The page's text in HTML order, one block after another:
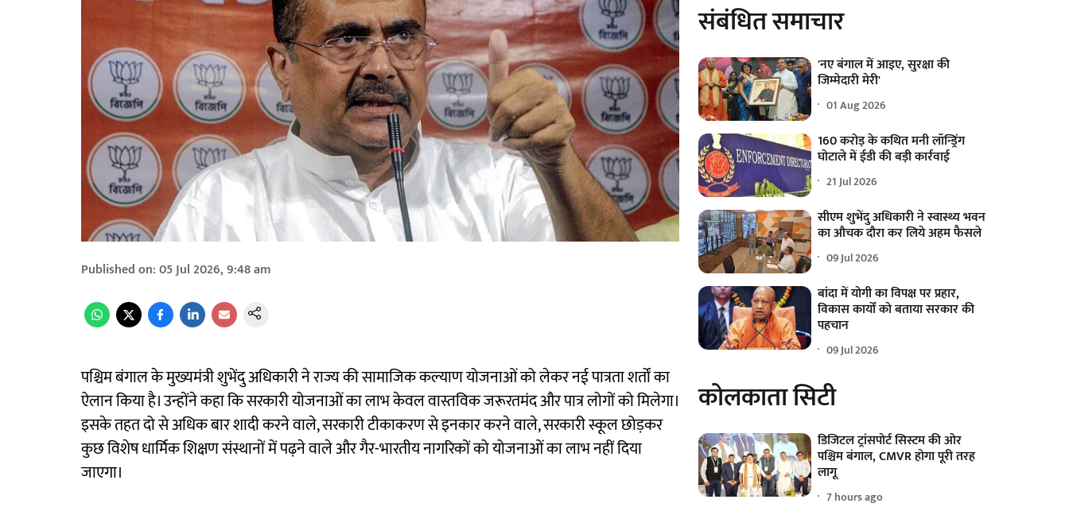
Published on:05 Jul 2026, 9:48 am
पश्चिम बंगाल के मुख्यमंत्री शुभेंदु अधिकारी ने राज्य की सामाजिक कल्याण योजनाओं को लेकर नई पात्रता शर्तों का
ऐलान किया है। उन्होंने कहा कि सरकारी योजनाओं का लाभ केवल वास्तविक जरूरतमंद और पात्र लोगों को मिलेगा।
इसके तहत दो से अधिक बार शादी करने वाले, सरकारी टीकाकरण से इनकार करने वाले, सरकारी स्कूल छोड़कर
कुछ विशेष धार्मिक शिक्षण संस्थानों में पढ़ने वाले और गैर-भारतीय नागरिकों को योजनाओं का लाभ नहीं दिया
जाएगा।
संबंधित समाचार
'नए बंगाल में आइए, सुरक्षा की
जिम्मेदारी मेरी'
01 Aug 2026
160 करोड़ के कथित मनी लॉन्ड्रिंग
घोटाले में ईडी की बड़ी कार्रवाई
21 Jul 2026
सीएम शुभेंदु अधिकारी ने स्वास्थ्य भवन
का औचक दौरा कर लिये अहम फैसले
09 Jul 2026
बांदा में योगी का विपक्ष पर प्रहार,
विकास कार्यों को बताया सरकार की
पहचान
09 Jul 2026
कोलकाता सिटी
डिजिटल ट्रांसपोर्ट सिस्टम की ओर
पश्चिम बंगाल, CMVR होगा पूरी तरह
लागू
7 hours ago